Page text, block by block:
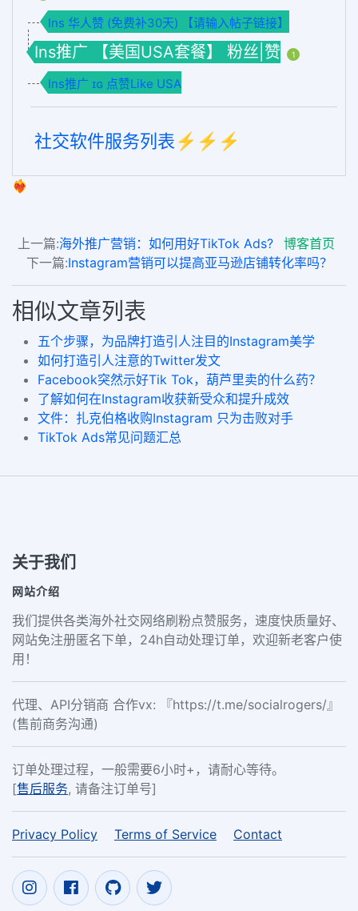
Ins 华人赞 (免费补30天) 【请输入帖子链接】
Ins推广 【美国USA套餐】 粉丝|赞 1
Ins推广 ɪɢ 点赞Like USA
社交软件服务列表⚡️⚡️⚡️
❤️‍🔥
上一篇:海外推广营销：如何用好TikTok Ads?
博客首页
下一篇:Instagram营销可以提高亚马逊店铺转化率吗？
相似文章列表
五个步骤，为品牌打造引人注目的Instagram美学
如何打造引人注意的Twitter发文
Facebook突然示好Tik Tok，葫芦里卖的什么药？
了解如何在Instagram收获新受众和提升成效
文件：扎克伯格收购Instagram 只为击败对手
TikTok Ads常见问题汇总
关于我们
网站介绍
我们提供各类海外社交网络刷粉点赞服务，速度快质量好、
网站免注册匿名下单，24h自动处理订单，欢迎新老客户使
用！
代理、API分销商 合作vx: 『https://t.me/socialrogers/』
(售前商务沟通)
订单处理过程，一般需要6小时+，请耐心等待。
[售后服务, 请备注订单号]
Privacy Policy Terms of Service Contact